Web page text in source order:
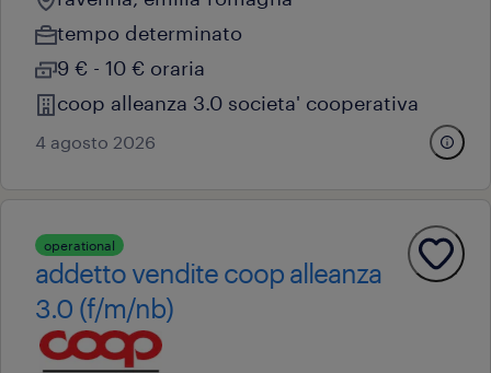
tempo determinato
9 € - 10 € oraria
coop alleanza 3.0 societa' cooperativa
4 agosto 2026
operational
addetto vendite coop alleanza
3.0 (f/m/nb)